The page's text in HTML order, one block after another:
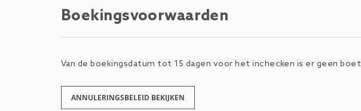
Boekingsvoorwaarden
Van de boekingsdatum tot 15 dagen voor het inchecken is er geen
ANNULERINGSBELEID BEKIJKEN